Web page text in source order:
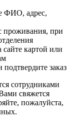
ФИО, адрес,
проживания, при
картой или
заказ
сотрудниками
свяжется
пожалуйста,